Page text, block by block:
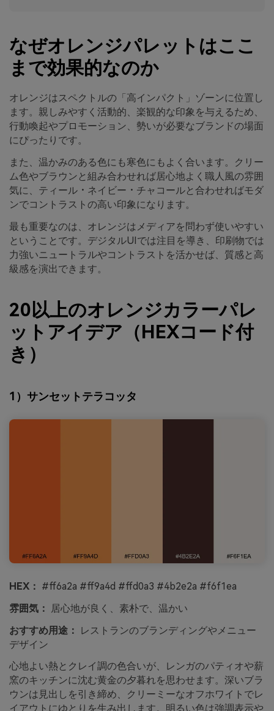
なぜオレンジパレットはここ
まで効果的なのか
オレンジはスペクトルの「高インパクト」ゾーンに位置し
ます。親しみやすく活動的、楽観的な印象を与えるため、
行動喚起やプロモーション、勢いが必要なブランドの場面
にぴったりです。
また、温かみのある色にも寒色にもよく合います。クリー
ム色やブラウンと組み合わせれば居心地よく職人風の雰囲
気に、ティール・ネイビー・チャコールと合わせればモダ
ンでコントラストの高い印象になります。
最も重要なのは、オレンジはメディアを問わず使いやすい
ということです。デジタルUIでは注目を導き、印刷物では
力強いニュートラルやコントラストを活かせば、質感と高
級感を演出できます。
20以上のオレンジカラーパレ
ットアイデア（HEXコード付
き）
1）サンセットテラコッタ
HEX： #ff6a2a #ff9a4d #ffd0a3 #4b2e2a #f6f1ea
雰囲気：
居心地が良く、素朴で、温かい
おすすめ用途：
レストランのブランディングやメニュー
デザイン
心地よい熱とクレイ調の色合いが、レンガのパティオや薪
窯のキッチンに沈む黄金の夕暮れを思わせます。深いブラ
ウンは見出しを引き締め、クリーミーなオフホワイトでレ
イアウトにゆとりを生み出します。明るい色は強調表示や